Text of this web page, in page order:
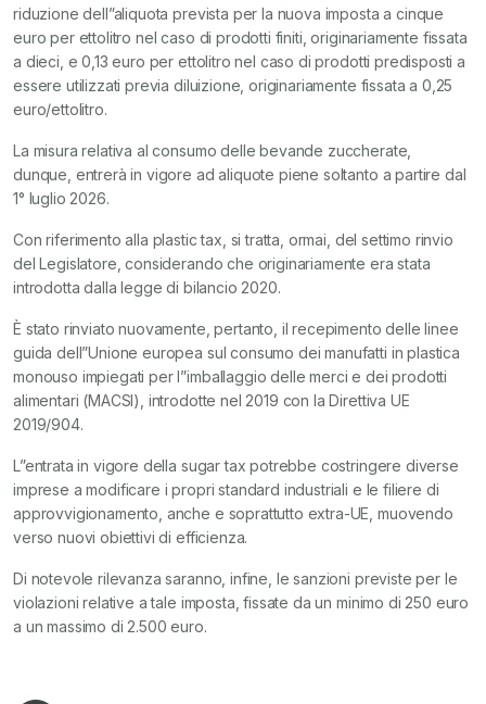
riduzione dell”aliquota prevista per la nuova imposta a cinque
euro per ettolitro nel caso di prodotti finiti, originariamente fissata
a dieci, e 0,13 euro per ettolitro nel caso di prodotti predisposti a
essere utilizzati previa diluizione, originariamente fissata a 0,25
euro/ettolitro.
La misura relativa al consumo delle bevande zuccherate,
dunque, entrerà in vigore ad aliquote piene soltanto a partire dal
1° luglio 2026.
Con riferimento alla plastic tax, si tratta, ormai, del settimo rinvio
del Legislatore, considerando che originariamente era stata
introdotta dalla legge di bilancio 2020.
È stato rinviato nuovamente, pertanto, il recepimento delle linee
guida dell”Unione europea sul consumo dei manufatti in plastica
monouso impiegati per l”imballaggio delle merci e dei prodotti
alimentari (MACSI), introdotte nel 2019 con la Direttiva UE
2019/904.
L”entrata in vigore della sugar tax potrebbe costringere diverse
imprese a modificare i propri standard industriali e le filiere di
approvvigionamento, anche e soprattutto extra-UE, muovendo
verso nuovi obiettivi di efficienza.
Di notevole rilevanza saranno, infine, le sanzioni previste per le
violazioni relative a tale imposta, fissate da un minimo di 250 euro
a un massimo di 2.500 euro.